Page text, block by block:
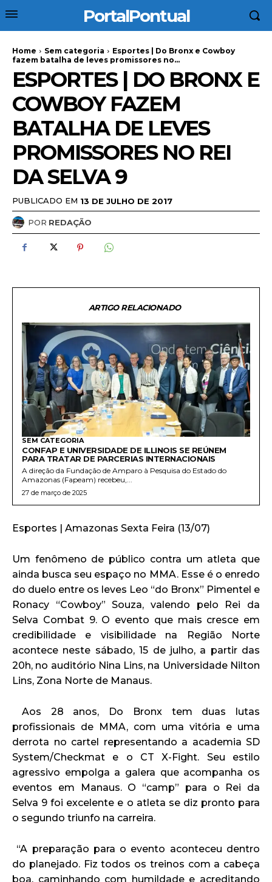
PortalPontual
Home Sem categoria
Esportes | Do Bronx e Cowboy
fazem batalha de leves promissores no...
ESPORTES | DO BRONX E
COWBOY FAZEM
BATALHA DE LEVES
PROMISSORES NO REI
DA SELVA 9
PUBLICADO EM 13 DE JULHO DE 2017
POR REDAÇÃO
ARTIGO RELACIONADO
SEM CATEGORIA
CONFAP E UNIVERSIDADE DE ILLINOIS SE REÚNEM
PARA TRATAR DE PARCERIAS INTERNACIONAIS
A direção da Fundação de Amparo à Pesquisa do Estado do
Amazonas (Fapeam) recebeu,...
27 de março de 2025
Esportes | Amazonas Sexta Feira (13/07)
Um fenômeno de público contra um atleta que
ainda busca seu espaço no MMA. Esse é o enredo
do duelo entre os leves Leo “do Bronx” Pimentel e
Ronacy “Cowboy” Souza, valendo pelo Rei da
Selva Combat 9. O evento que mais cresce em
credibilidade e visibilidade na Região Norte
acontece neste sábado, 15 de julho, a partir das
20h, no auditório Nina Lins, na Universidade Nilton
Lins, Zona Norte de Manaus.
Aos 28 anos, Do Bronx tem duas lutas
profissionais de MMA, com uma vitória e uma
derrota no cartel representando a academia SD
System/Checkmat e o CT X-Fight. Seu estilo
agressivo empolga a galera que acompanha os
eventos em Manaus. O “camp” para o Rei da
Selva 9 foi excelente e o atleta se diz pronto para
o segundo triunfo na carreira.
“A preparação para o evento aconteceu dentro
do planejado. Fiz todos os treinos com a cabeça
boa, caminhando com humildade e acreditando